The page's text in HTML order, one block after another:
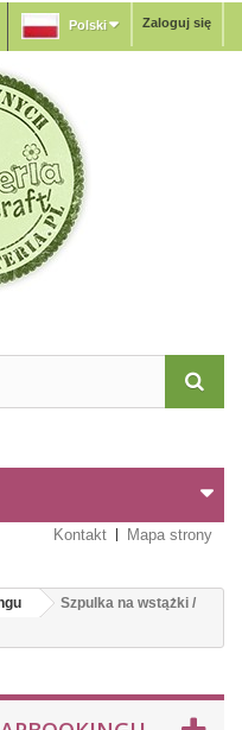
Zaloguj się
Polski
Kontakt Mapa strony
Szpulka na wstążki /